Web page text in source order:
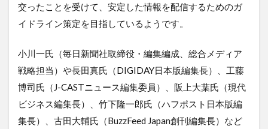
交ったことを受けて、安定した情報を配信するためのガ
イドライン策定を目指しているようです。
小川一氏（毎日新聞社取締役・編集編成、総合メディア
戦略担当）や長田真氏（DIGIDAY日本版編集長）、工藤
博司氏（J-CASTニュース編集委員）、阪上大葉氏（現代
ビジネス編集長）、竹下隆一郎氏（ハフポスト日本版編
集長）、古田大輔氏（BuzzFeed Japan創刊編集長）など